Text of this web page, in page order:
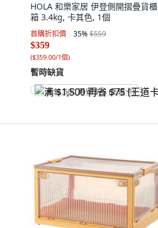
HOLA 和樂家居 伊登側開摺疊貨櫃
箱 3.4kg, 卡其色, 1個
首購折扣價 35%$559
$359
($359.00/1個)
暫時缺貨
满 $1,500 再省 $75 (王道卡)